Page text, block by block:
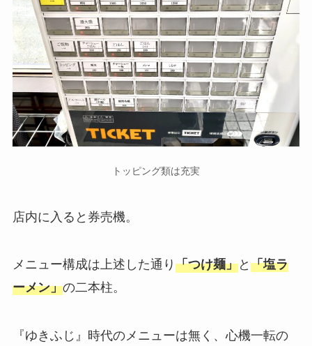
トッピング類は充実
店内に入ると券売機。
メニュー構成は上述した通り「つけ麺」と「塩ラ
ーメン」の二本柱。
『ゆきふじ』時代のメニューは無く、心機一転の